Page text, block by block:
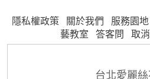
隱私權政策 關於我們 服務園地
藝教室
答客問 取
台北愛麗